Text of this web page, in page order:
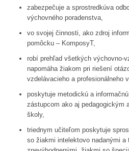
zabezpečuje a sprostredkúva
výchovného poradenstva,
vo svojej činnosti, ako zdroj
pomôcku – KomposyT,
robí prehľad všetkých výchovno-
napomáha žiakom pri riešení
vzdelávacieho a profesionálneho
poskytuje metodickú a
zástupcom ako aj pedagogickým
školy,
triednym učiteľom poskytuje
so žiakmi intelektovo nadanými a